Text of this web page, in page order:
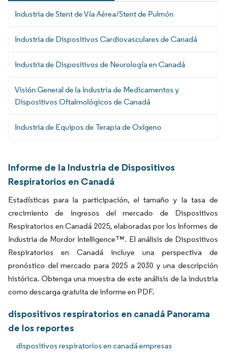
Industria de Stent de Vía Aérea/Stent de Pulmón
Industria de Dispositivos Cardiovasculares de Canadá
Industria de Dispositivos de Neurología en Canadá
Visión General de la Industria de Medicamentos y
Dispositivos Oftalmológicos de Canadá
Industria de Equipos de Terapia de Oxígeno
Informe de la Industria de Dispositivos
Respiratorios en Canadá
Estadísticas para la participación, el tamaño y la tasa de
crecimiento de ingresos del mercado de Dispositivos
Respiratorios en Canadá 2025, elaboradas por los Informes de
Industria de Mordor Intelligence™. El análisis de Dispositivos
Respiratorios en Canadá incluye una perspectiva de
pronóstico del mercado para 2025 a 2030 y una descripción
histórica. Obtenga una muestra de este análisis de la industria
como descarga gratuita de informe en PDF.
dispositivos respiratorios en canadá Panorama
de los reportes
dispositivos respiratorios en canadá empresas